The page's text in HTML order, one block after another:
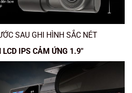
SAU GHI HÌNH SẮC NÉT
IPS CẢM ỨNG 1.9″